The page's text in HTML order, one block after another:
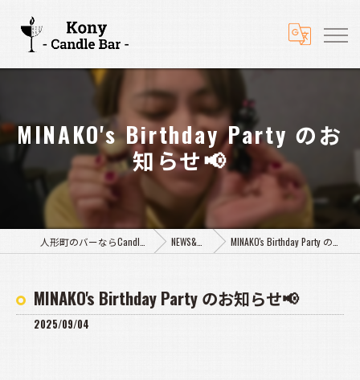
MINAKO's Birthday Party のお
知らせ📢
NEWS&BLOG MINAKO's Birthday Party のお知らせ📢
MINAKO's Birthday Party のお知らせ📢
2025/09/04